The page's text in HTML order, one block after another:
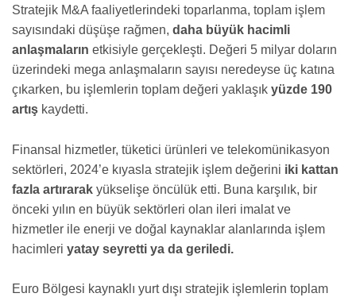
Stratejik M&A faaliyetlerindeki toparlanma, toplam işlem
sayısındaki düşüşe rağmen, daha büyük hacimli
anlaşmaların etkisiyle gerçekleşti. Değeri 5 milyar doların
üzerindeki mega anlaşmaların sayısı neredeyse üç katına
çıkarken, bu işlemlerin toplam değeri yaklaşık yüzde 190
artış kaydetti.
Finansal hizmetler, tüketici ürünleri ve telekomünikasyon
sektörleri, 2024’e kıyasla stratejik işlem değerini iki kattan
fazla artırarak yükselişe öncülük etti. Buna karşılık, bir
önceki yılın en büyük sektörleri olan ileri imalat ve
hizmetler ile enerji ve doğal kaynaklar alanlarında işlem
hacimleri yatay seyretti ya da geriledi.
Euro Bölgesi kaynaklı yurt dışı stratejik işlemlerin toplam